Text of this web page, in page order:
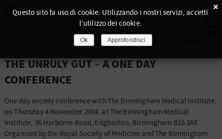
THE UNRULY GUT – A ONE DAY
CONFERENCE
One day society conference with The Birmingham Medical Institute,
on Thursday 4 November 2004, at The Birmingham Medical
Institute, 36 Harborne Road, Edgbaston, Birmingham B15 3AF.
Organised by the Royal Society of Medicine and The Birmingham
×
Questo sito fa uso di cookie. Utilizzando i nostri servizi, accetti
l'utilizzo dei cookie.
Ok Approfondisci